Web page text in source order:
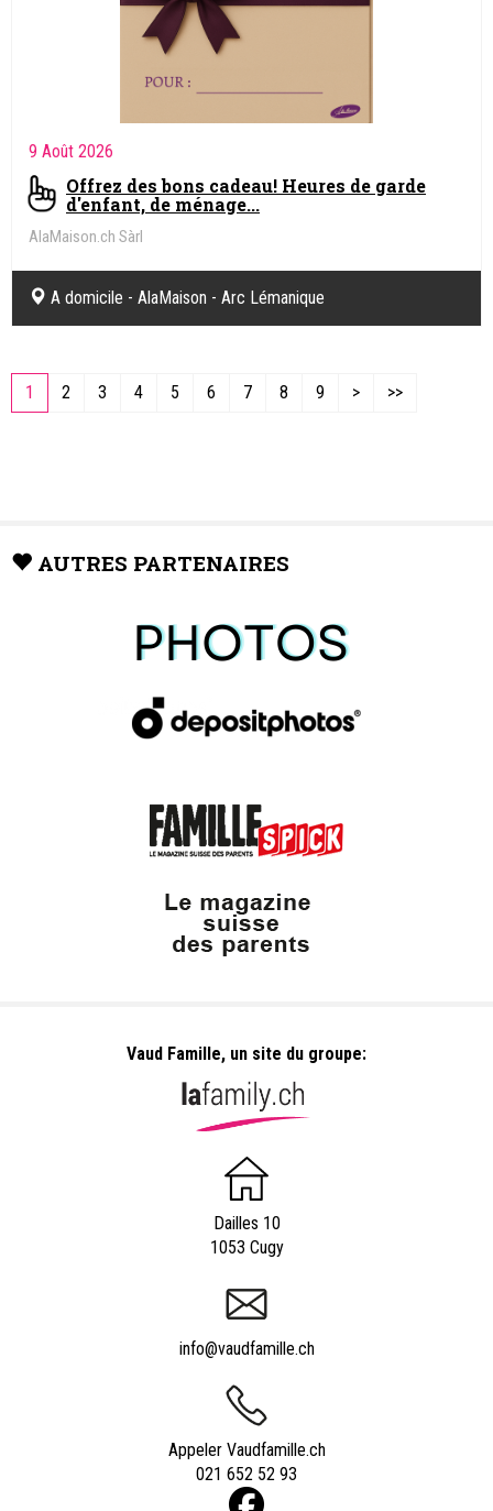
9 Août 2026
Offrez des bons cadeau! Heures de garde
d'enfant, de ménage...
AlaMaison.ch Sàrl
A domicile - AlaMaison - Arc Lémanique
1 2 3 4 5 6 7 8 9 > >>
AUTRES PARTENAIRES
Vaud Famille, un site du groupe:
Dailles 10
1053 Cugy
info@vaudfamille.ch
Appeler Vaudfamille.ch
021 652 52 93